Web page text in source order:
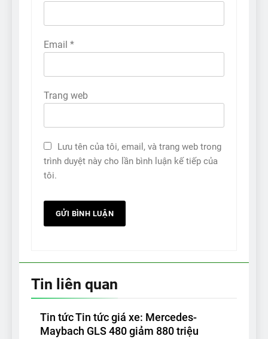
Email *
Trang web
Lưu tên của tôi, email, và trang web trong
trình duyệt này cho lần bình luận kế tiếp của
tôi.
Tin liên quan
Tin tức Tin tức giá xe: Mercedes-
Maybach GLS 480 giảm 880 triệu